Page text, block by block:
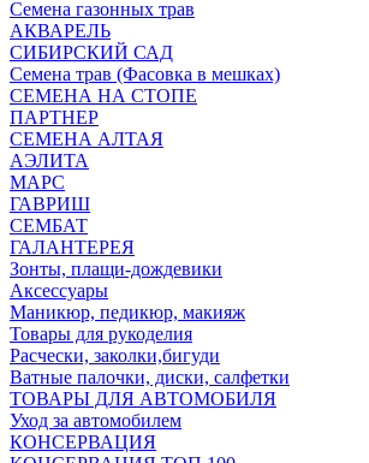
Семена газонных трав
АКВАРЕЛЬ
СИБИРСКИЙ САД
Семена трав (Фасовка в мешках)
СЕМЕНА НА СТОПЕ
ПАРТНЕР
СЕМЕНА АЛТАЯ
АЭЛИТА
МАРС
ГАВРИШ
СЕМБАТ
ГАЛАНТЕРЕЯ
Зонты, плащи-дождевики
Аксессуары
Маникюр, педикюр, макияж
Товары для рукоделия
Расчески, заколки,бигуди
Ватные палочки, диски, салфетки
ТОВАРЫ ДЛЯ АВТОМОБИЛЯ
Уход за автомобилем
КОНСЕРВАЦИЯ